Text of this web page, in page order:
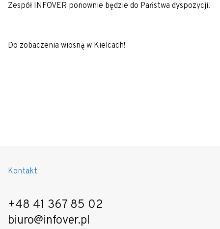
Zespół INFOVER ponownie będzie do Państwa dyspozycji.
Do zobaczenia wiosną w Kielcach!
Kontakt
+48 41 367 85 02
biuro@infover.pl